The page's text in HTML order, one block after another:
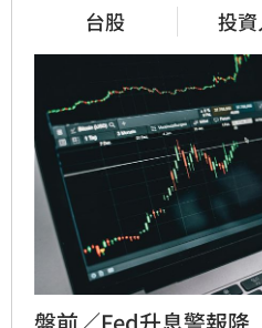
台股 投資